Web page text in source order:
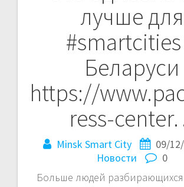
лучше для
Беларуси
https://
ress-
Minsk Smart City
09/
Новости
0
Больше людей